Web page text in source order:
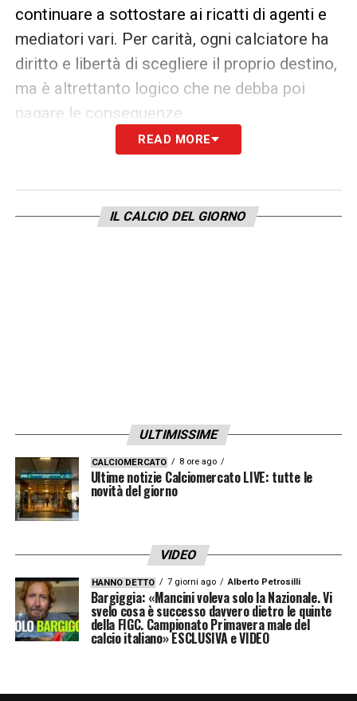
continuare a sottostare ai ricatti di agenti e
mediatori vari. Per carità, ogni calciatore ha
diritto e libertà di scegliere il proprio destino,
ma è altrettanto logico che ne debba poi
pagare le conseguenze.
Che nel caso diDonnarummasono state
. Un piccolo assaggio di quel che
potrà succedere nel futuro prossimo. Dai
riconoscenza. Ed è proprio il classe ’99, cui
evidentemente gli 8 milioni proposti non
bastavano, ad uscire con le ossa rotte da
questa situazione. Non sono pochi gli
soldi e fama, spesso anche nel silenzio, per
attaccamento e spirito di appartenenza. Così
come altrettanti sono stati capaci di rompere
con gli agenti pur di affidarsi al club che
READ MORE
IL CALCIO DEL GIORNO
ULTIMISSIME
CALCIOMERCATO 8 ore ago
Ultime notizie Calciomercato LIVE: tutte le
novità del giorno
VIDEO
HANNO DETTO 7 giorni ago Alberto Petrosilli
Bargiggia: «Mancini voleva solo la Nazionale. Vi
svelo cosa è successo davvero dietro le quinte
della FIGC. Campionato Primavera male del
calcio italiano» ESCLUSIVA e VIDEO